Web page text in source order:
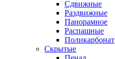
Сдвижные
Раздвижные
Панорамное
Распашные
Поликарбонат
Скрытые